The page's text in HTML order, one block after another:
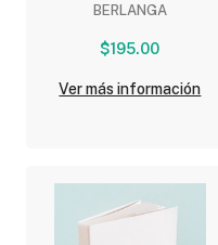
BERLANGA
$195.00
Ver más información